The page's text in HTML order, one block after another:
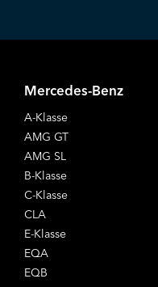
Mercedes-Benz
A-Klasse
AMG GT
AMG SL
B-Klasse
C-Klasse
CLA
E-Klasse
EQA
EQB